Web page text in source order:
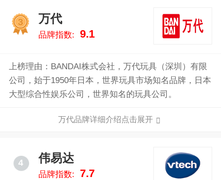
万代
品牌指数: 9.1
上榜理由：BANDAI株式会社，万代玩具（深圳）有限
公司，始于1950年日本，世界玩具市场知名品牌，日本
大型综合性娱乐公司，世界知名的玩具公司。
万代品牌详细介绍点击展开
4 伟易达
品牌指数: 7.7